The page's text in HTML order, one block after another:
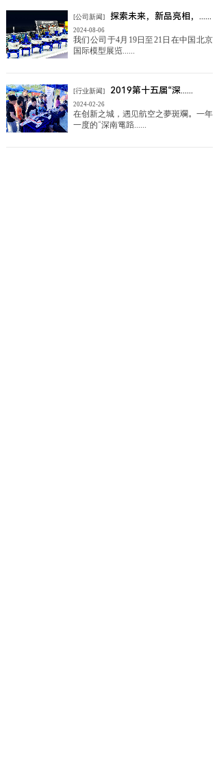
[公司新闻] 探索未来，新品亮相，......
2024-08-06
我们公司于4月19日至21日在中国北京
国际模型展览......
[行业新闻] 2019第十五届“深......
2024-02-26
在创新之城，遇见航空之夢斑斕。一年
一度的“深南電路......